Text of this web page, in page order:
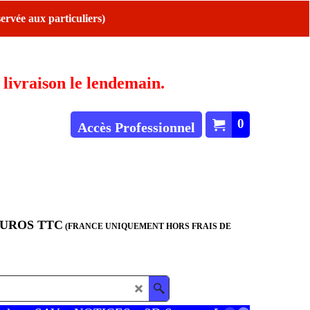
aux particuliers)
livraison le lendemain.
0
Accès Professionnel
TTC (FRANCE UNIQUEMENT HORS FRAIS DE